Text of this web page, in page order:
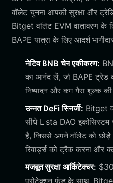
वॉलेट चुनना आपकी सुरक्षा और
Bitget वॉलेट EVM वातावरण के
BAPE यात्रा के लिए आदर्श
नेटिव BNB चेन एकीकरण:
का आनंद लें, जो BAPE ट्रेड
निष्पादन और कम गैस शुल्क की
उन्नत DeFi सिनर्जी: Bitget
सीधे Lista DAO
है, जिससे अपने वॉलेट को
रिवार्ड्स को ट्रैक करना और
मजबूत सुरक्षा आर्किटेक्चर:
प्रोटेक्शन फंड के साथ,